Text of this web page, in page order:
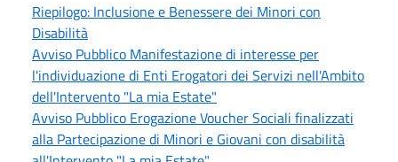
Riepilogo: Inclusione e Benessere dei Minori con
Disabilità
Avviso Pubblico Manifestazione di interesse per
l'individuazione di Enti Erogatori dei Servizi nell'Ambito
dell'Intervento "La mia Estate"
Avviso Pubblico Erogazione Voucher Sociali finalizzati
alla Partecipazione di Minori e Giovani con disabilità